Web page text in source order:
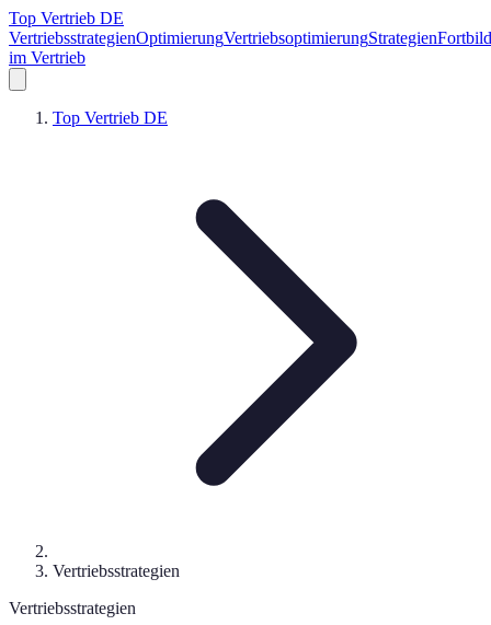
Top Vertrieb DE
VertriebsstrategienOptimierungVertriebsoptimierungStrategien
im Vertrieb
Top Vertrieb DE
Vertriebsstrategien
Vertriebsstrategien